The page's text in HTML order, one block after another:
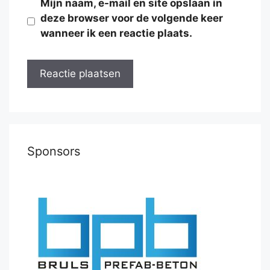
Mijn naam, e-mail en site opslaan in
deze browser voor de volgende keer
wanneer ik een reactie plaats.
Sponsors